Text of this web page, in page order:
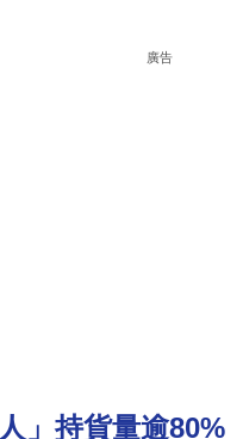
廣告
人」持貨量逾80%